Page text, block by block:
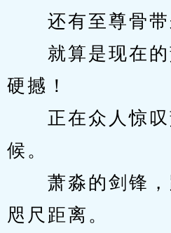
还有至尊骨带
就算是现在的
硬撼！
正在众人惊叹
候。
萧淼的剑锋，
咫尺距离。